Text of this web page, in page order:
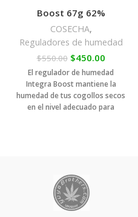
Boost 67g 62%
COSECHA,
Reguladores de humedad
$550.00 $450.00
El regulador de humedad
Integra Boost mantiene la
humedad de tus cogollos secos
en el nivel adecuado para